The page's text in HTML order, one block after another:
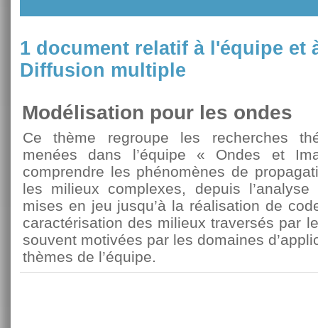
1 document relatif à l'équipe et
Diffusion multiple
Modélisation pour les ondes
Ce thème regroupe les recherches
menées dans l’équipe « Ondes et
comprendre les phénomènes de
les milieux complexes, depuis
mises en jeu jusqu’à la réalisation de
caractérisation des milieux traversés par
souvent motivées par les domaines
thèmes de l’équipe.